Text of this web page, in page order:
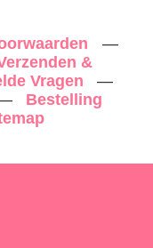
—
&
Vragen
—
Bestelling